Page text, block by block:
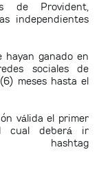
de Provident,
independientes
hayan ganado en
sociales de
meses hasta el
válida el primer
cual deberá ir
hashtag